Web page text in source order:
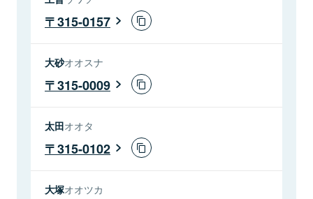
315-0157
大砂オオスナ
315-0009
太田オオタ
315-0102
大塚オオツカ